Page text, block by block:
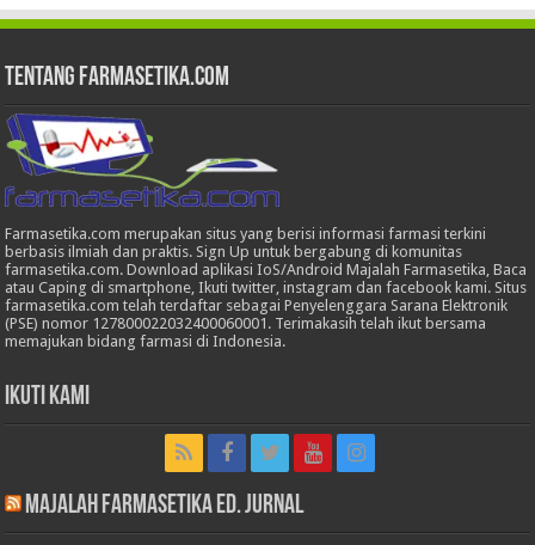
Tentang Farmasetika.com
Farmasetika.com merupakan situs yang berisi informasi farmasi terkini
berbasis ilmiah dan praktis. Sign Up untuk bergabung di komunitas
farmasetika.com. Download aplikasi IoS/Android Majalah Farmasetika, Baca
atau Caping di smartphone, Ikuti twitter, instagram dan facebook kami. Situs
farmasetika.com telah terdaftar sebagai Penyelenggara Sarana Elektronik
(PSE) nomor 127800022032400060001. Terimakasih telah ikut bersama
memajukan bidang farmasi di Indonesia.
Ikuti Kami
Majalah Farmasetika Ed. Jurnal